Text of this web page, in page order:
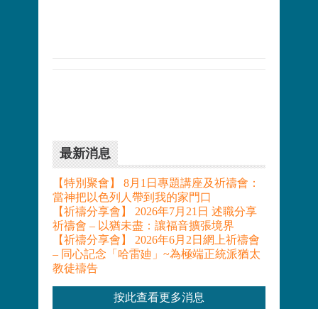
最新消息
【特別聚會】 8月1日專題講座及祈禱會：
當神把以色列人帶到我的家門口
【祈禱分享會】 2026年7月21日 述職分享
祈禱會 – 以猶未盡：讓福音擴張境界
【祈禱分享會】 2026年6月2日網上祈禱會
– 同心記念「哈雷廸」~為極端正統派猶太
教徒禱告
按此查看更多消息